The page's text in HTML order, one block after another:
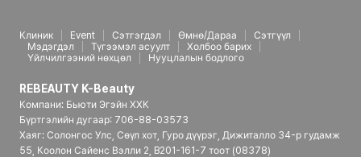
Клиник Event Сэтгэгдэл Өмнө/Дараа
Сэтгүүл
Мэдэгдэл
Түгээмэл асуулт
Холбоо барих
Үйлчилгээний нөхцөл
Нууцлалын бодлого
REBEAUTY K-Beauty
Компани: Бьюти Эгэйн ХХК
Бүртгэлийн дугаар: 706-88-03573
Хаяг: Солонгос Улс, Сөүл хот, Гуро дүүрэг, Дижиталло 34-р гудамж
55, Коолон Сайенс Вэлли 2, B201-161-7 тоот (08378)